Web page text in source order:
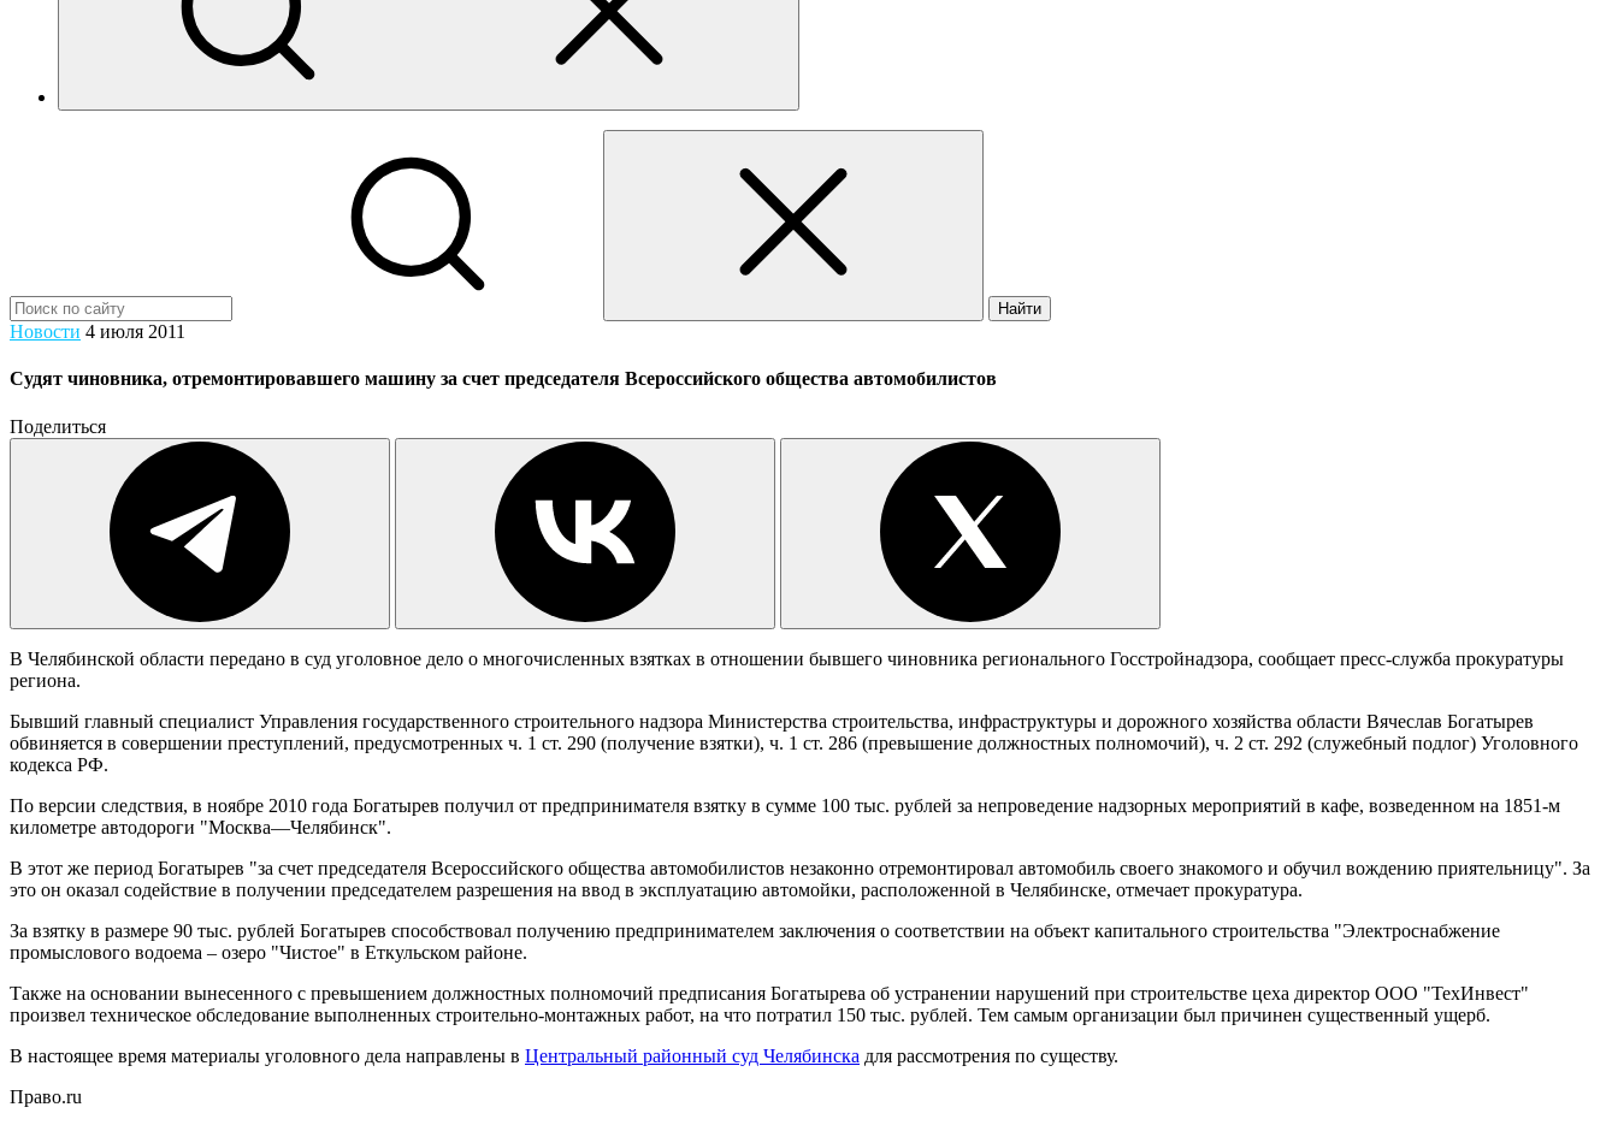
Найти
Новости 4 июля 2011
Судят чиновника, отремонтировавшего машину за счет председателя Всероссийского общества автомобилистов
Поделиться
В Челябинской области передано в суд уголовное дело о многочисленных взятках в отношении бывшего чиновника регионального Госстройнадзора, сообщает пресс-служба прокуратуры
региона.
Бывший главный специалист Управления государственного строительного надзора Министерства строительства, инфраструктуры и дорожного хозяйства области Вячеслав Богатырев
обвиняется в совершении преступлений, предусмотренных ч. 1 ст. 290 (получение взятки), ч. 1 ст. 286 (превышение должностных полномочий), ч. 2 ст. 292 (служебный подлог) Уголовного
кодекса РФ.
По версии следствия, в ноябре 2010 года Богатырев получил от предпринимателя взятку в сумме 100 тыс. рублей за непроведение надзорных мероприятий в кафе, возведенном на 1851-м
километре автодороги "Москва—Челябинск".
В этот же период Богатырев "за счет председателя Всероссийского общества автомобилистов незаконно отремонтировал автомобиль своего знакомого и обучил вождению приятельницу". За
это он оказал содействие в получении председателем разрешения на ввод в эксплуатацию автомойки, расположенной в Челябинске, отмечает прокуратура.
За взятку в размере 90 тыс. рублей Богатырев способствовал получению предпринимателем заключения о соответствии на объект капитального строительства "Электроснабжение
промыслового водоема – озеро "Чистое" в Еткульском районе.
Также на основании вынесенного с превышением должностных полномочий предписания Богатырева об устранении нарушений при строительстве цеха директор ООО "ТехИнвест"
произвел техническое обследование выполненных строительно-монтажных работ, на что потратил 150 тыс. рублей. Тем самым организации был причинен существенный ущерб.
В настоящее время материалы уголовного дела направлены в Центральный районный суд Челябинска для рассмотрения по существу.
Право.ru